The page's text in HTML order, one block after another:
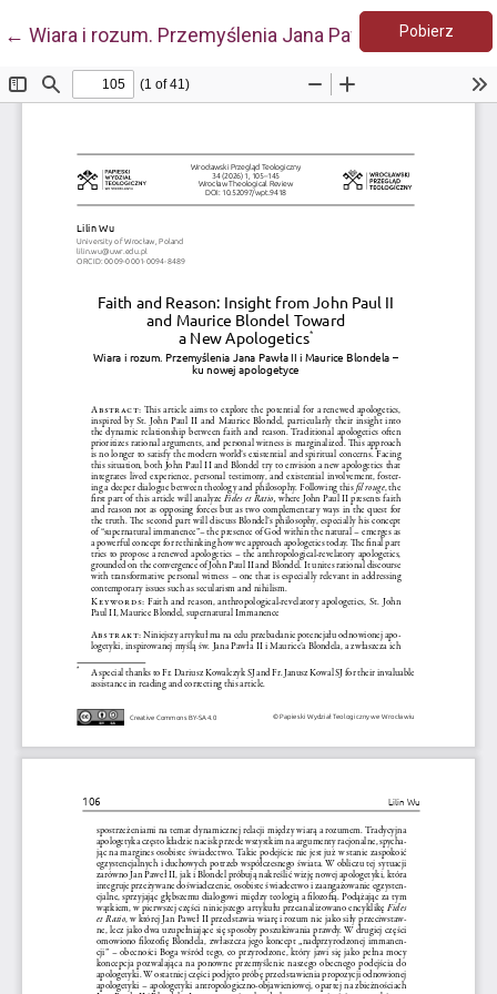
← Wróć do szczegółów artykułu
Wiara i rozum. Przemyślenia Jana Pawła II iPobierz